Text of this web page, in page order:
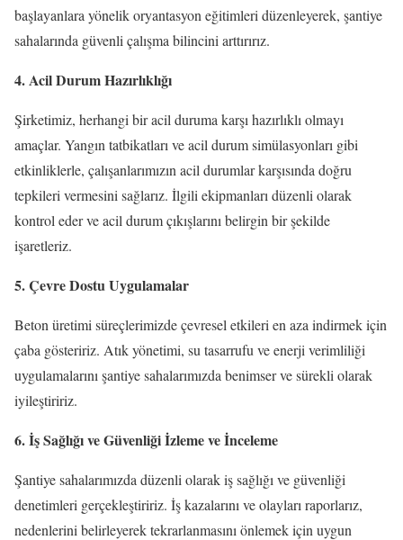
başlayanlara yönelik oryantasyon eğitimleri düzenleyerek, şantiye
sahalarında güvenli çalışma bilincini arttırırız.
4. Acil Durum Hazırlıklığı
Şirketimiz, herhangi bir acil duruma karşı hazırlıklı olmayı
amaçlar. Yangın tatbikatları ve acil durum simülasyonları gibi
etkinliklerle, çalışanlarımızın acil durumlar karşısında doğru
tepkileri vermesini sağlarız. İlgili ekipmanları düzenli olarak
kontrol eder ve acil durum çıkışlarını belirgin bir şekilde
işaretleriz.
5. Çevre Dostu Uygulamalar
Beton üretimi süreçlerimizde çevresel etkileri en aza indirmek için
çaba gösteririz. Atık yönetimi, su tasarrufu ve enerji verimliliği
uygulamalarını şantiye sahalarımızda benimser ve sürekli olarak
iyileştiririz.
6. İş Sağlığı ve Güvenliği İzleme ve İnceleme
Şantiye sahalarımızda düzenli olarak iş sağlığı ve güvenliği
denetimleri gerçekleştiririz. İş kazalarını ve olayları raporlarız,
nedenlerini belirleyerek tekrarlanmasını önlemek için uygun